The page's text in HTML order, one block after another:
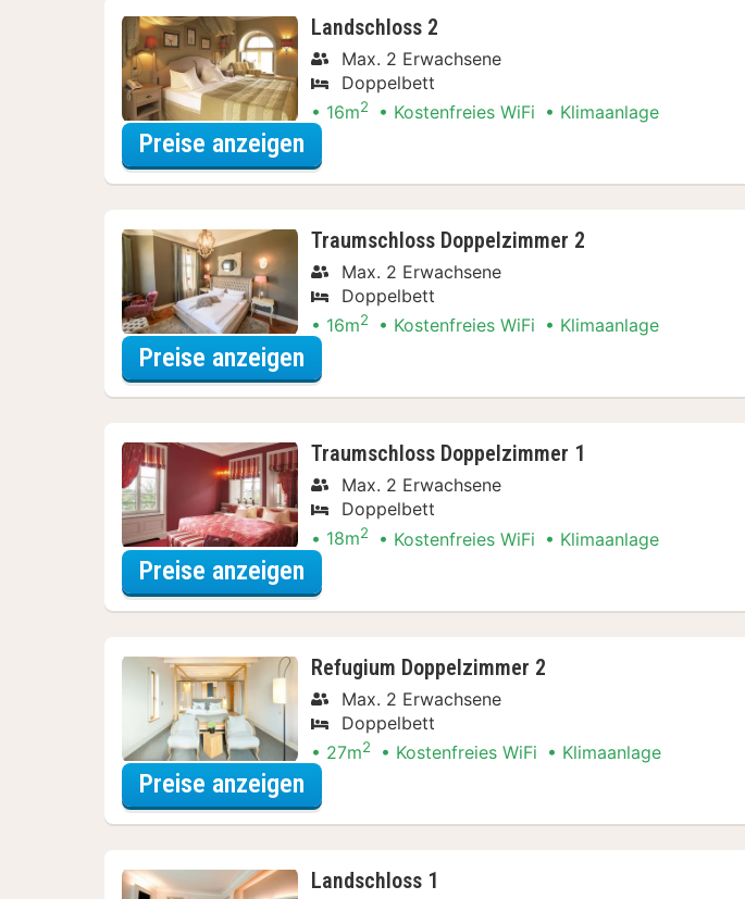
Landschloss 2
Max. 2 Erwachsene
Doppelbett
16m2 Kostenfreies WiFi Klimaanlage
Preise anzeigen
Traumschloss Doppelzimmer 2
Max. 2 Erwachsene
Doppelbett
16m2 Kostenfreies WiFi Klimaanlage
Preise anzeigen
Traumschloss Doppelzimmer 1
Max. 2 Erwachsene
Doppelbett
18m2 Kostenfreies WiFi Klimaanlage
Preise anzeigen
Refugium Doppelzimmer 2
Max. 2 Erwachsene
Doppelbett
27m2 Kostenfreies WiFi Klimaanlage
Preise anzeigen
Landschloss 1